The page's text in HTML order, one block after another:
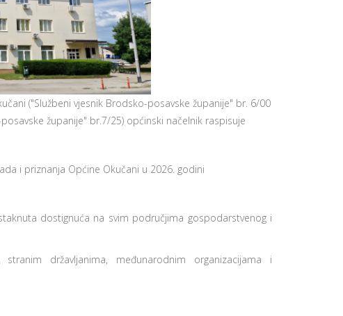
("Službeni vjesnik Brodsko-posavske županije" br. 6/00
županije" br.7/25) općinski načelnik raspisuje
i priznanja Općine Okučani u 2026. godini
dostignuća na svim područjima gospodarstvenog i
državljanima, međunarodnim organizacijama i